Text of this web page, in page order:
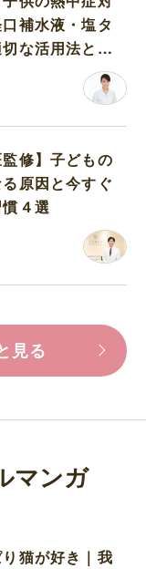
補水液・塩タ
な活用法と水
監修】子どもの
原因と今すぐ
４選
見る
マンガ
り猫が好き｜我